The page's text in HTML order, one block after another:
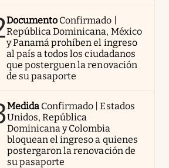
Documento Confirmado |
República Dominicana, México
y Panamá prohíben el ingreso
al país a todos los ciudadanos
que posterguen la renovación
de su pasaporte
Medida Confirmado | Estados
Unidos, República
Dominicana y Colombia
bloquean el ingreso a quienes
postergaron la renovación de
su pasaporte